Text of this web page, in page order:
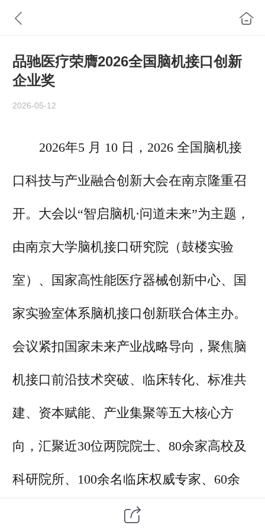
品驰医疗荣膺2026全国脑机接口创新
企业奖
2026-05-12
2026年5 月 10 日，2026 全国脑机接
口科技与产业融合创新大会在南京隆重召
开。 大会以“智启脑机·问道未来”为主题，
由南京大学脑机接口研究院（鼓楼实验
室）、国家高性能医疗器械创新中心、国
家实验室体系脑机接口创新联合体主办。
会议紧扣国家未来产业战略导向，聚焦脑
机接口前沿技术突破、临床转化、标准共
建、资本赋能、 产业集聚等五大核心方
向，汇聚近30位两院院士、80余家高校及
科研院所、100余名临床权威专家、60余
家投资机构及200余家产业链企业